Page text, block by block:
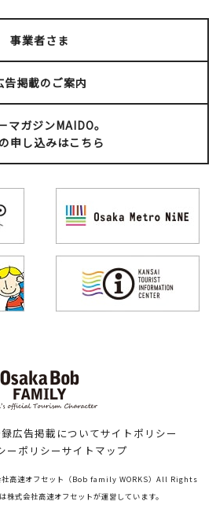
事業者さま
告掲載のご案内
マガジンMAIDO。
申し込みはこちら
広告掲載についてサイトポリシー
ーポリシーサイトマップ
高速オフセット（Bob family WORKS）All Rights
式会社高速オフセットが運営しています。